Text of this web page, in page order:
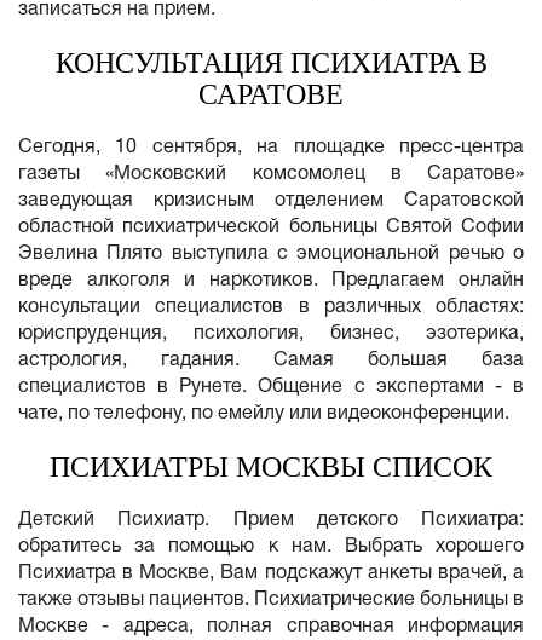
записаться на прием.
КОНСУЛЬТАЦИЯ ПСИХИАТРА В
САРАТОВЕ
Сегодня, 10 сентября, на площадке пресс-центра
газеты «Московский комсомолец в Саратове»
заведующая кризисным отделением Саратовской
областной психиатрической больницы Святой Софии
Эвелина Плято выступила с эмоциональной речью о
вреде алкоголя и наркотиков. Предлагаем онлайн
консультации специалистов в различных областях:
юриспруденция, психология, бизнес, эзотерика,
астрология, гадания. Самая большая база
специалистов в Рунете. Общение с экспертами - в
чате, по телефону, по емейлу или видеоконференции.
ПСИХИАТРЫ МОСКВЫ СПИСОК
Детский Психиатр. Прием детского Психиатра:
обратитесь за помощью к нам. Выбрать хорошего
Психиатра в Москве, Вам подскажут анкеты врачей, а
также отзывы пациентов. Психиатрические больницы в
Москве - адреса, полная справочная информация